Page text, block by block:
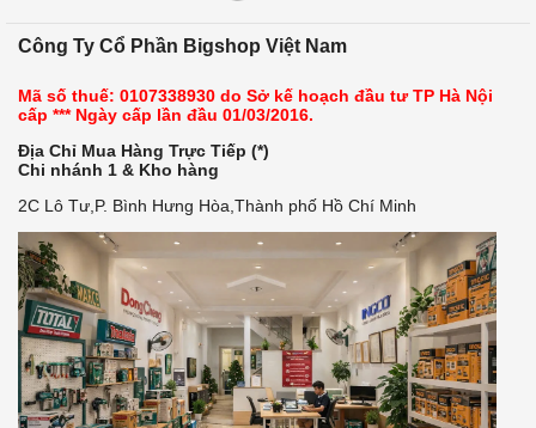
Công Ty Cổ Phần Bigshop Việt Nam
Mã số thuế: 0107338930 do Sở kế hoạch đầu tư TP Hà Nội
cấp *** Ngày cấp lần đầu 01/03/2016.
Địa Chỉ Mua Hàng Trực Tiếp (*)
Chi nhánh 1 & Kho hàng
2C Lô Tư,P. Bình Hưng Hòa,Thành phố Hồ Chí Minh